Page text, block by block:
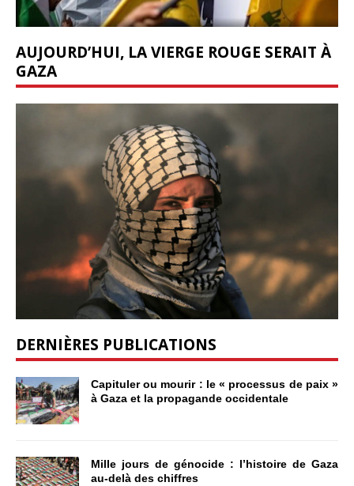
AUJOURD’HUI, LA VIERGE ROUGE SERAIT À
GAZA
DERNIÈRES PUBLICATIONS
Capituler ou mourir : le « processus de paix »
à Gaza et la propagande occidentale
Mille jours de génocide : l’histoire de Gaza
au-delà des chiffres